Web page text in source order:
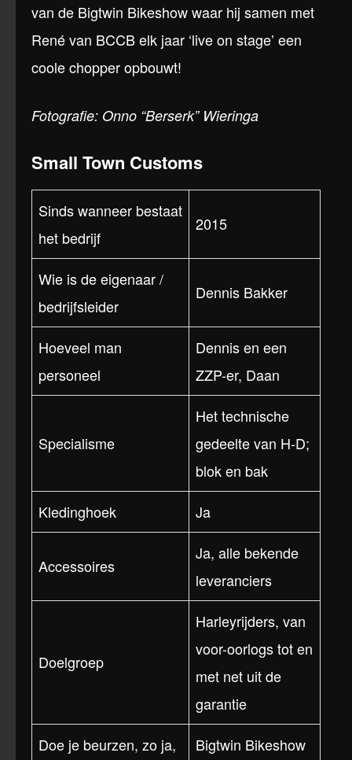
van de Bigtwin Bikeshow waar hij samen met
René van BCCB elk jaar ‘live on stage’ een
coole chopper opbouwt!
Fotografie: Onno “Berserk” Wieringa
Small Town Customs
Sinds wanneer bestaat
het bedrijf
2015
Wie is de eigenaar /
bedrijfsleider
Dennis Bakker
Hoeveel man
personeel
Dennis en een
ZZP-er, Daan
Specialisme
Het technische
gedeelte van H-D;
blok en bak
Kledinghoek
Ja
Accessoires
Ja, alle bekende
leveranciers
Doelgroep
Harleyrijders, van
voor-oorlogs tot en
met net uit de
garantie
Doe je beurzen, zo ja,
Bigtwin Bikeshow